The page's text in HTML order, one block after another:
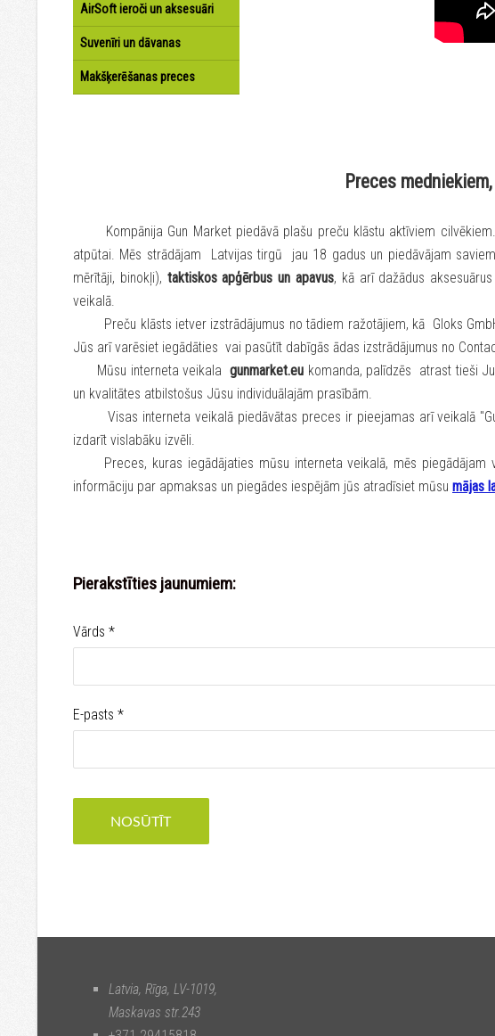
AirSoft ieroči un aksesuāri
Suvenīri un dāvanas
Makšķerēšanas preces
Preces
Kompānija Gun Market piedāvā plašu preču klāstu aktīviem
atpūtai. Mēs strādājam Latvijas tirgū jau 18 gadus un piedāvājam
mērītāji, binokļi), taktiskos apģērbus un apavus, kā arī dažādus
veikalā.
Preču klāsts ietver izstrādājumus no tādiem ražotājiem, kā Gloks GmbH,
Jūs arī varēsiet iegādāties vai pasūtīt dabīgās ādas izstrādājumus no
Mūsu interneta veikalagunmarket.eu komanda, palīdzēs atrast tieši
un kvalitātes atbilstošus Jūsu individuālajām prasībām.
Visas interneta veikalā piedāvātas preces ir pieejamas arī veikalā
izdarīt vislabāku izvēli.
Preces, kuras iegādājaties mūsu interneta veikalā, mēs piegādājam
informāciju par apmaksas un piegādes iespējām jūs atradīsiet mūsu mājas
Pierakstīties jaunumiem:
Vārds *
E-pasts *
Latvia, Rīga, LV-1019,
Maskavas str.243